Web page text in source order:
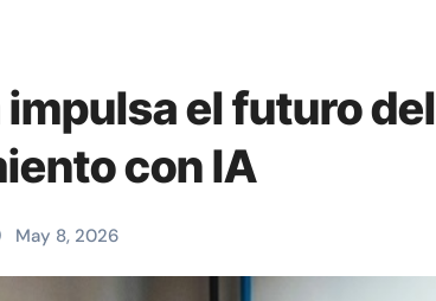
el futuro del
con IA
May 8, 2026